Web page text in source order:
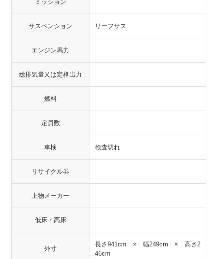
ミッション
サスペンション リーフサス
エンジン馬力
総排気量又は定格出力
燃料
定員数
車検 検査切れ
リサイクル券
上物メーカー
低床・高床
外寸
長さ941cm × 幅249cm × 高さ2
46cm